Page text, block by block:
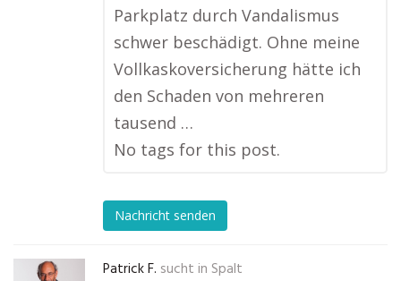
Parkplatz durch Vandalismus
schwer beschädigt. Ohne meine
Vollkaskoversicherung hätte ich
den Schaden von mehreren
tausend …
No tags for this post.
Nachricht senden
Patrick F. sucht in Spalt